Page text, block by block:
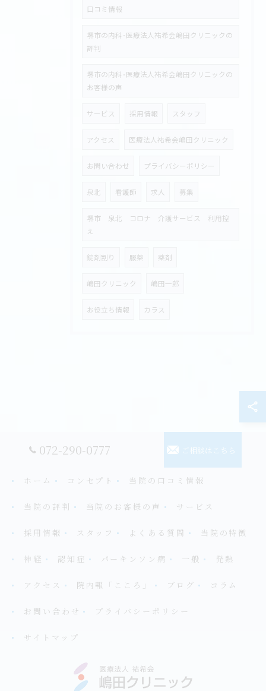
口コミ情報
堺市の内科･医療法人祐希会嶋田クリニックの
評判
堺市の内科･医療法人祐希会嶋田クリニックの
お客様の声
サービス 採用情報 スタッフ
アクセス 医療法人祐希会嶋田クリニック
お問い合わせ プライバシーポリシー
泉北 看護師 求人 募集
堺市 泉北 コロナ 介護サービス 利用控
え
錠剤割り 服薬 薬剤
嶋田クリニック 嶋田一郎
お役立ち情報 カラス
072-290-0777 ご相談はこちら
ホーム コンセプト 当院の口コミ情報
当院の評判 当院のお客様の声 サービス
採用情報 スタッフ よくある質問 当院の特徴
神経 認知症 パーキンソン病 一般 発熱
アクセス 院内報「こころ」 ブログ コラム
お問い合わせ プライバシーポリシー
サイトマップ